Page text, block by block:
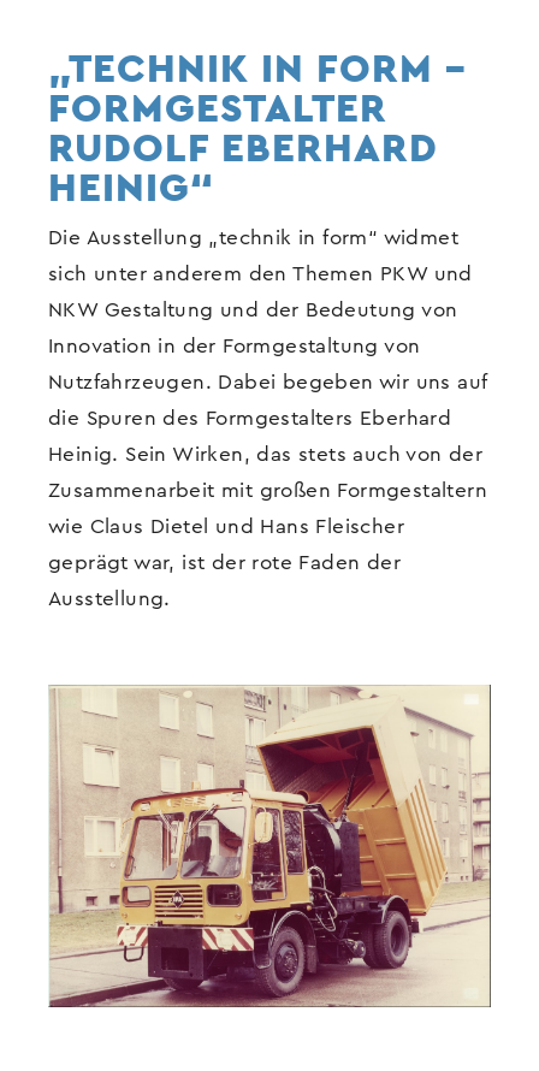
„TECHNIK IN FORM –
FORMGESTALTER
RUDOLF EBERHARD
HEINIG“
Die Ausstellung „technik in form“ widmet
sich unter anderem den Themen PKW und
NKW Gestaltung und der Bedeutung von
Innovation in der Formgestaltung von
Nutzfahrzeugen. Dabei begeben wir uns auf
die Spuren des Formgestalters Eberhard
Heinig. Sein Wirken, das stets auch von der
Zusammenarbeit mit großen Formgestaltern
wie Claus Dietel und Hans Fleischer
geprägt war, ist der rote Faden der
Ausstellung.